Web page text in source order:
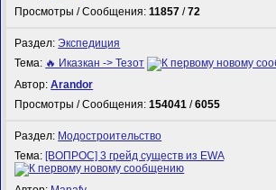
Просмотры / Сообщения:11857 /72
Раздел:Экспедиция
Тема: 🔥 Иказкан -> Тезот
Автор:Arandor
Просмотры / Сообщения:154041 /6055
Раздел: Модостроительство
Тема: [ВОПРОС] 3 грейд существ из EWA